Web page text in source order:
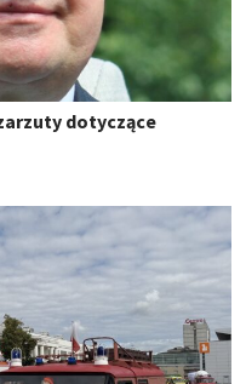
dotyczące